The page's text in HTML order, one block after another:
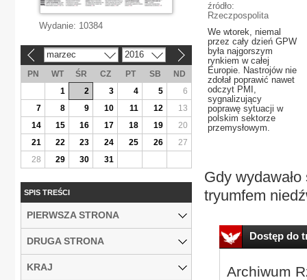
źródło:
Rzeczpospolita
We wtorek, niemal
przez cały dzień GPW
była najgorszym
rynkiem w całej
Europie. Nastrojów nie
zdołał poprawić nawet
odczyt PMI,
sygnalizujący
poprawę sytuacji w
polskim sektorze
przemysłowym.
Gdy
tryumfem
Dostęp do
Archiwum
Wydanie: 10384
marzec 2016
PN WT ŚR CZ PT SB
ND
1
2 3 4 5
6
7
8 9 10 11 12
13
14
15 16 17 18 19
20
21
22 23 24 25 26
27
28
29 30 31
SPIS TREŚCI
PIERWSZA STRONA
DRUGA STRONA
KRAJ